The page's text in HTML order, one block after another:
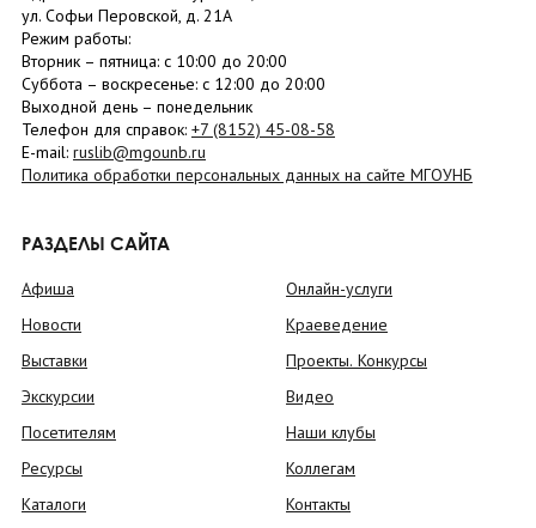
ул. Софьи Перовской, д. 21А
Режим работы:
Вторник – пятница: с 10:00 до 20:00
Суббота – воскресенье: c 12:00 до 20:00
Выходной день – понедельник
Телефон для справок: +7 (8152) 45-08-58
E-mail: ruslib@mgounb.ru
Политика обработки персональных данных на сайте МГОУНБ
РАЗДЕЛЫ САЙТА
Афиша
Новости
Выставки
Экскурсии
Посетителям
Ресурсы
Каталоги
Онлайн-услуги
Краеведение
Проекты. Конкурсы
Видео
Наши клубы
Коллегам
Контакты